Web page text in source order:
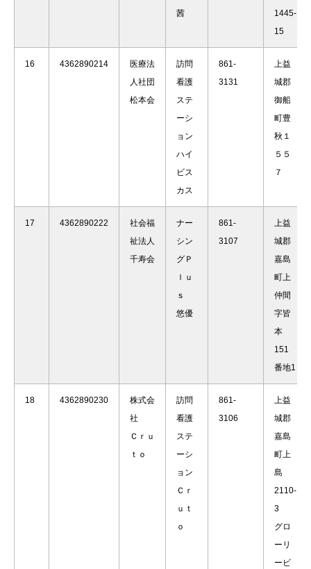
茜
1445-
15
16 4362890214
医療法
人社団
松本会
訪問
看護
ステ
ーシ
ョン
ハイ
ビス
カス
861-
3131
上益
城郡
御船
町豊
秋１
５５
７
17 4362890222
社会福
祉法人
千寿会
ナー
シン
グＰ
ｌｕ
ｓ
悠優
861-
3107
上益
城郡
嘉島
町上
仲間
字皆
本
151
番地1
18 4362890230
株式会
社
Ｃｒｕ
ｔｏ
訪問
看護
ステ
ーシ
ョン
Ｃｒ
ｕｔ
ｏ
861-
3106
上益
城郡
嘉島
町上
島
2110-
3
グロ
ーリ
ービ